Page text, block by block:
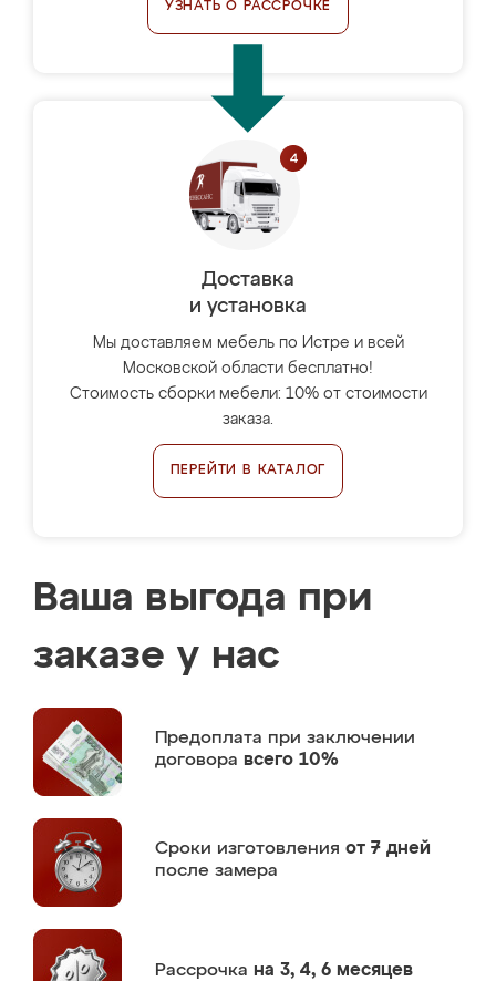
УЗНАТЬ О РАССРОЧКЕ
Доставка
и установка
Мы доставляем мебель по Истре и всей
Московской области бесплатно!
Стоимость сборки мебели: 10% от стоимости
заказа.
ПЕРЕЙТИ В КАТАЛОГ
Ваша выгода при
заказе у нас
Предоплата при заключении
договора всего 10%
Сроки изготовления от 7 дней
после замера
Рассрочка на 3, 4, 6 месяцев